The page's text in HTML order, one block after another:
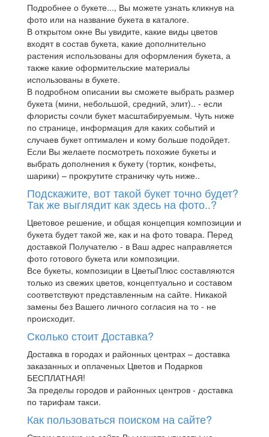
Подробнее о букете..., Вы можете узнать кликнув на
фото или на название букета в каталоге.
В открытом окне Вы увидите, какие виды цветов
входят в состав букета, какие дополнительно
растения использованы для оформления букета, а
также какие оформительские материалы
использованы в букете.
В подробном описании вы сможете выбрать размер
букета (мини, небольшой, средний, элит).. - если
флористы сочли букет масштабируемым. Чуть ниже
по странице, информация для каких событий и
случаев букет оптимален и кому больше подойдет.
Если Вы желаете посмотреть похожие букеты и
выбрать дополнения к букету (тортик, конфеты,
шарики) – прокрутите страничку чуть ниже..
Подскажите, вот такой букет точно будет?
Так же выглядит как здесь на фото..?
Цветовое решение, и общая концепция композиции и
букета будет такой же, как и на фото товара. Перед
доставкой Получателю - в Ваш адрес направляется
фото готового букета или композиции.
Все букеты, композиции в ЦветыПлюс составляются
только из свежих цветов, концептуально и составом
соответствуют представленным на сайте. Никакой
замены без Вашего личного согласия на то - не
происходит.
Сколько стоит Доставка?
Доставка в городах и районных центрах – доставка
заказанных и оплаченых Цветов и Подарков
БЕСПЛАТНАЯ!
За пределы городов и районных центров - доставка
по тарифам такси.
Как пользоваться поиском на сайте?